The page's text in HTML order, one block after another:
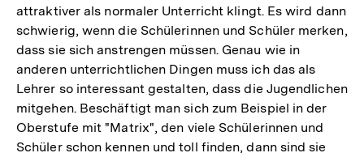
attraktiver als normaler Unterricht klingt. Es wird dann
schwierig, wenn die Schülerinnen und Schüler merken,
dass sie sich anstrengen müssen. Genau wie in
anderen unterrichtlichen Dingen muss ich das als
Lehrer so interessant gestalten, dass die Jugendlichen
mitgehen. Beschäftigt man sich zum Beispiel in der
Oberstufe mit "Matrix", den viele Schülerinnen und
Schüler schon kennen und toll finden, dann sind sie